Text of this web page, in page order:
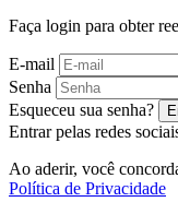
Faça login para obter
E-mail
Senha
Esqueceu sua senha?
Entrar pelas redes
Ao aderir, você
Política de Privacidade